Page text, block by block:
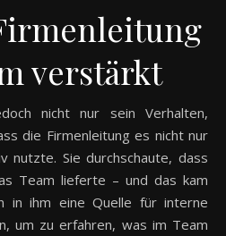
verstärkt
nicht nur sein Verhalten,
die Firmenleitung es nicht nur
nutzte. Sie durchschaute, dass
Team lieferte – und das kam
in ihm eine Quelle für interne
um zu erfahren, was im Team